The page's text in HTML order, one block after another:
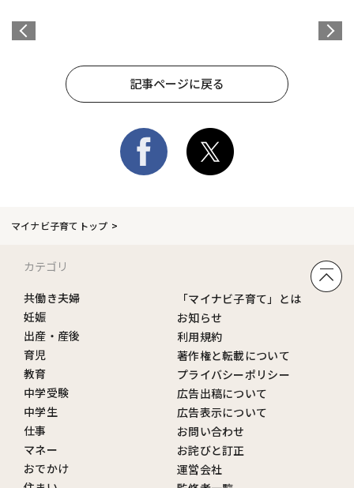
記事ページに戻る
マイナビ子育てトップ
カテゴリ
共働き夫婦
妊娠
出産・産後
育児
教育
中学受験
中学生
仕事
マネー
おでかけ
「マイナビ子育て」とは
お知らせ
利用規約
著作権と転載について
プライバシーポリシー
広告出稿について
広告表示について
お問い合わせ
お詫びと訂正
運営会社